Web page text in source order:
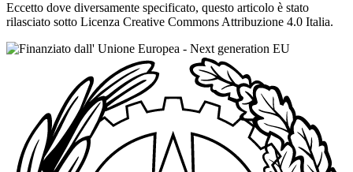
Eccetto dove diversamente specificato, questo articolo è stato
rilasciato sotto Licenza Creative Commons Attribuzione 4.0 Italia.